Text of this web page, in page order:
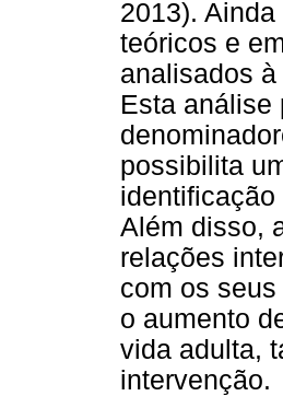
2013).
teóricos e
analisados
Esta análise
possibilita
Além disso,
relações
com os
o aumento
vida adulta,
intervenção.